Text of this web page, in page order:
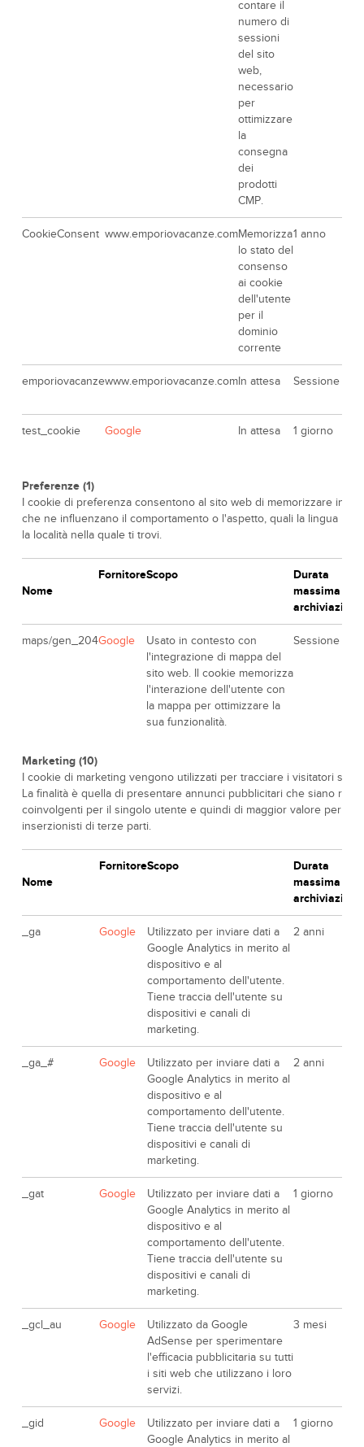
contare il
numero di
sessioni
del sito
web,
necessario
per
ottimizzare
la
consegna
dei
prodotti
CMP.
CookieConsent www.emporiovacanze.comMemorizza
lo stato del
consenso
ai cookie
dell'utente
per il
dominio
corrente
1 anno
emporiovacanzewww.emporiovacanze.comIn attesa Sessione
test_cookie Google In attesa 1 giorno
Preferenze (1)
I cookie di preferenza consentono al sito web di memorizzare
che ne influenzano il comportamento o l'aspetto, quali la lingua
la località nella quale ti trovi.
Nome
FornitoreScopo
Durata
massima di
archiviazione
maps/gen_204Google
Usato in contesto con
l'integrazione di mappa del
sito web. Il cookie memorizza
l'interazione dell'utente con
la mappa per ottimizzare la
sua funzionalità.
Sessione
Marketing (10)
I cookie di marketing vengono utilizzati per tracciare i visitatori sui
La finalità è quella di presentare annunci pubblicitari che siano
coinvolgenti per il singolo utente e quindi di maggior valore per
inserzionisti di terze parti.
Nome
FornitoreScopo
Durata
massima di
archiviazione
_ga Google
Utilizzato per inviare dati a
Google Analytics in merito al
dispositivo e al
comportamento dell'utente.
Tiene traccia dell'utente su
dispositivi e canali di
marketing.
2 anni
_ga_# Google
Utilizzato per inviare dati a
Google Analytics in merito al
dispositivo e al
comportamento dell'utente.
Tiene traccia dell'utente su
dispositivi e canali di
marketing.
2 anni
_gat Google
Utilizzato per inviare dati a
Google Analytics in merito al
dispositivo e al
comportamento dell'utente.
Tiene traccia dell'utente su
dispositivi e canali di
marketing.
1 giorno
_gcl_au Google
Utilizzato da Google
AdSense per sperimentare
l'efficacia pubblicitaria su tutti
i siti web che utilizzano i loro
servizi.
3 mesi
_gid Google
Utilizzato per inviare dati a
Google Analytics in merito al
1 giorno